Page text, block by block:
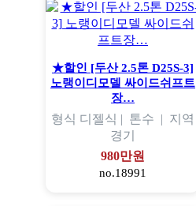
★할인 [두산 2.5톤 D25S-3]
노랭이디모델 싸이드쉬프트
장…
형식 디젤식 | 톤수 | 지역
경기
980만원
no.18991